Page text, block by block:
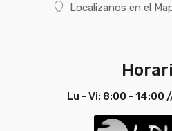
Localizanos en el
Lu - Vi: 8:00 - 14:00